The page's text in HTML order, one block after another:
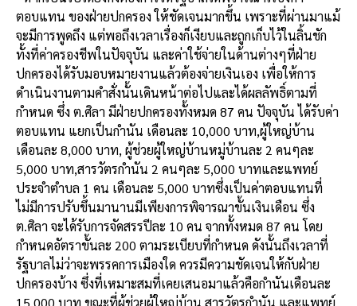
ตอบแทน ของฝ่ายปกครอง ให้ชัดเจนมากขึ้น เพราะที่ผ่านมาแม้
จะมีการพูดถึง แต่พอถึงเวลาเรื่องก็เงียบและถูกเก็บไว้ในลิ้นชัก
ทั้งที่ค่าครองชีพในปัจจุบัน และค่าใช้จ่ายในด้านต่างๆที่ฝ่าย
ปกครองได้รับมอบหมายงานแล้วต้องจ่ายเงินเอง เพื่อให้การ
ดำเนินงานตามคำสั่งนั้นเดินหน้าต่อไปและได้ผลลัพธิ์ตามที่
กำหนด ซึ่ง ต.ศิลา มีฝ่ายปกครองทั้งหมด 87 คน ปัจจุบัน ได้รับค่า
ตอบแทน แยกเป็นกำนัน เดือนละ 10,000 บาท,ผู้ใหญ่บ้าน
เดือนละ 8,000 บาท, ผู้ช่วยผู้ใหญ่บ้านหมู่บ้านละ 2 คนๆละ
5,000 บาท,สารวัตรกำนัน 2 คนๆละ 5,000 บาทและแพทย์
ประจำตำบล 1 คน เดือนละ 5,000 บาทซึ่งเป็นค่าตอบแทนที่
ไม่มีการปรับขึ้นมานานมีเพียงการพิจารณาขั้นเงินเดือน ซึ่ง
ต.ศิลา จะได้รับการจัดสรรปีละ 10 คน จากทั้งหมด 87 คน โดย
กำหนดอัตราขั้นละ 200 ตามระเบียบที่กำหนด ดังนั้นถึงเวลาที่
รัฐบาลไม่ว่าจะพรรคการเมืองใด ควรมีความชัดเจนให้กับฝ่าย
ปกครองบ้าง ซึ่งที่เหมาะสมที่เคยเสนอมาแล้วคือกำนันเดือนละ
15,000 บาท ขณะที่ผู้ช่วยผู้ใหญ่บ้าน,สารวัตรกำนัน และแพทย์